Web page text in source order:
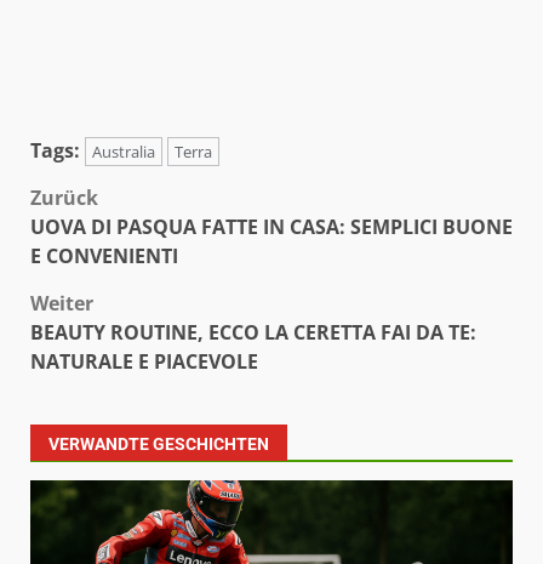
Tags: Australia Terra
Beitragsnavigation
Zurück
UOVA DI PASQUA FATTE IN CASA: SEMPLICI BUONE
E CONVENIENTI
Weiter
BEAUTY ROUTINE, ECCO LA CERETTA FAI DA TE:
NATURALE E PIACEVOLE
VERWANDTE GESCHICHTEN